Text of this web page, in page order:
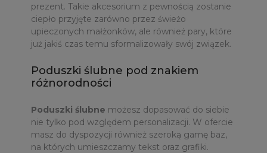
prezent. Takie akcesorium z pewnością zostanie
ciepło przyjęte zarówno przez świeżo
upieczonych małżonków, ale również pary, które
już jakiś czas temu sformalizowały swój związek.
Poduszki ślubne pod znakiem
różnorodności
Poduszki ślubne możesz dopasować do siebie
nie tylko pod względem personalizacji. W ofercie
masz do dyspozycji również szeroką gamę baz,
na których umieszczamy tekst oraz grafiki.